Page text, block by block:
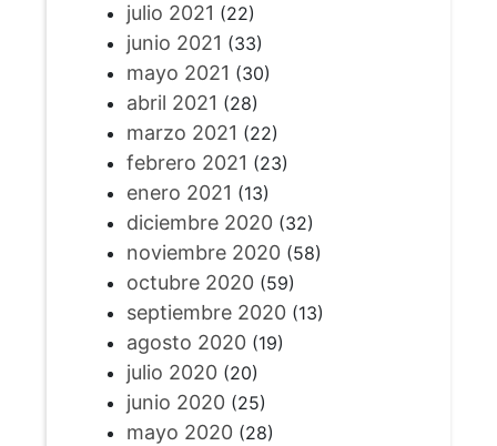
julio 2021 (22)
junio 2021 (33)
mayo 2021 (30)
abril 2021 (28)
marzo 2021 (22)
febrero 2021 (23)
enero 2021 (13)
diciembre 2020(32)
noviembre 2020(58)
octubre 2020(59)
septiembre 2020(13)
agosto 2020(19)
julio 2020(20)
junio 2020(25)
mayo 2020(28)